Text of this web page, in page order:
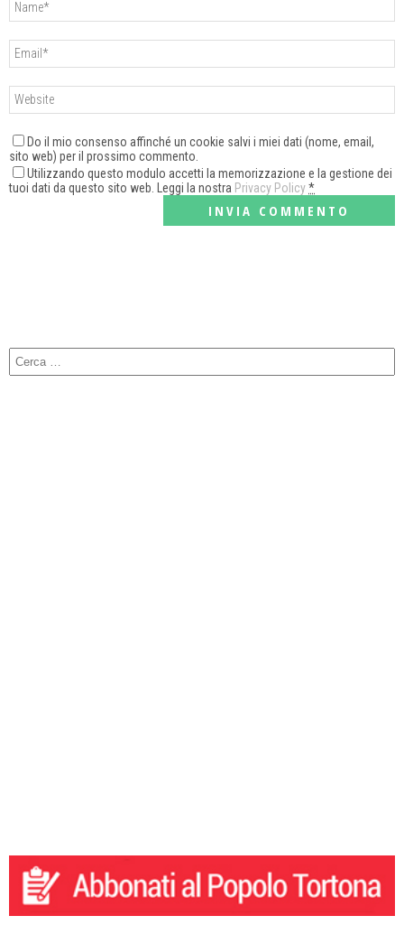
Do il mio consenso affinché un cookie salvi i miei dati (nome, email,
sito web) per il prossimo commento.
Utilizzando questo modulo accetti la memorizzazione e la gestione dei
tuoi dati da questo sito web. Leggi la nostra Privacy Policy*